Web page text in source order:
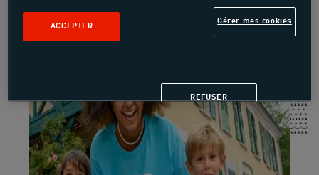
Gérer mes cookies
REFUSER
ACCEPTER